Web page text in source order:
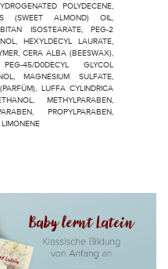
POLYDECENE,
(SWEET ALMOND) OIL,
ISOSTEARATE, PEG-2
HEXYLDECYL LAURATE,
CERA ALBA (BEESWAX),
45/D0DECYL GLYCOL
MAGNESIUM SULFATE,
LUFFA CYLINDRICA
METHYLPARABEN,
PROPYLPARABEN,